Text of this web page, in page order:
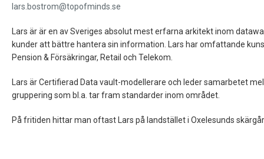
lars.bostrom@topofminds.se
Lars är är en av Sveriges absolut mest erfarna arkitekt inom
kunder att bättre hantera sin information. Lars har omfattande
Pension & Försäkringar, Retail och Telekom.
Lars är Certifierad Data vault-modellerare och leder samarbetet
gruppering som bl.a. tar fram standarder inom området.
På fritiden hittar man oftast Lars på landstället i Oxelesunds